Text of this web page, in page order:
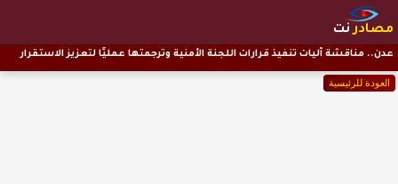
مصادرنت
العودة للرئيسية
عدن.. مناقشة آليات تنفيذ قرارات اللجنة الأمنية وترجمتها عمليًا لتعزيز الاستقرار